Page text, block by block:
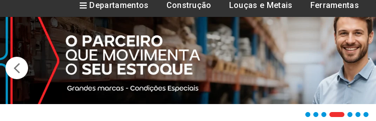
Departamentos Construção Louças e Metais Ferramentas